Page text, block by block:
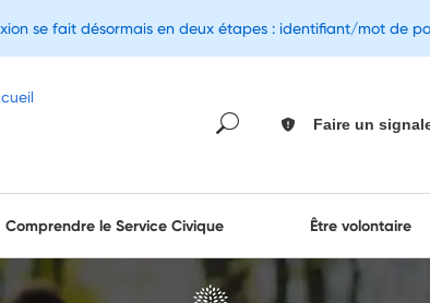
Faire un
Comprendre le Service Civique Être volontaire
se fait désormais en deux étapes : identifiant/mot de